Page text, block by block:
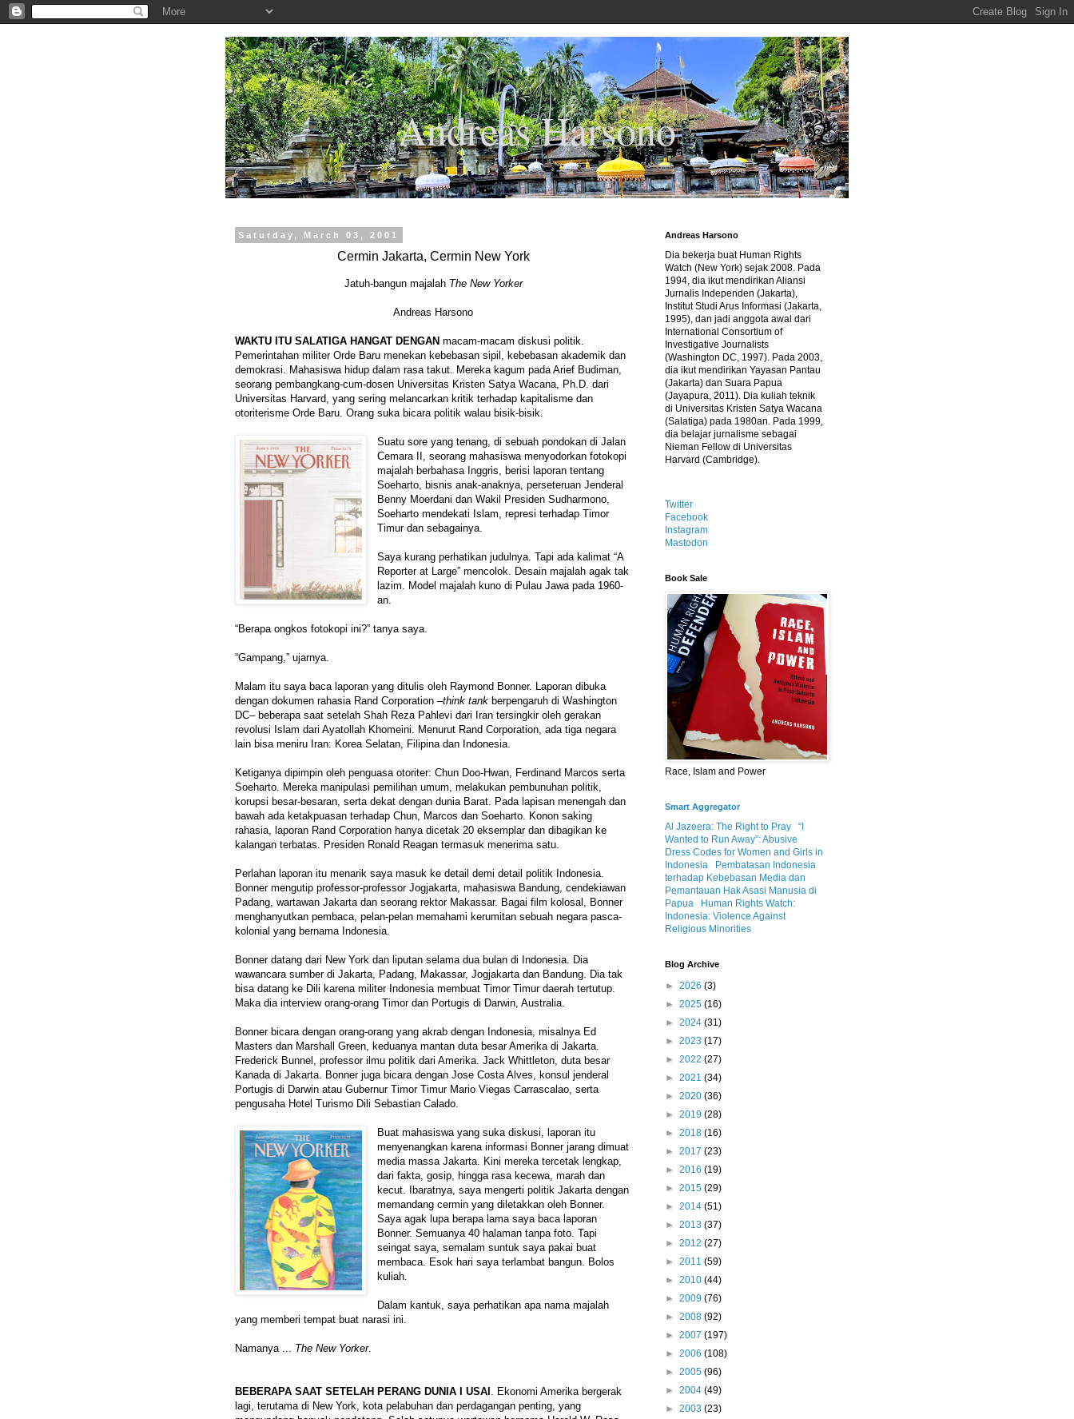
.
Andreas Harsono
Saturday, March 03, 2001
Cermin Jakarta, Cermin New York
Jatuh-bangun majalah The New Yorker
Andreas Harsono
WAKTU ITU SALATIGA HANGAT DENGAN macam-macam diskusi politik.
Pemerintahan militer Orde Baru menekan kebebasan sipil, kebebasan akademik dan
demokrasi. Mahasiswa hidup dalam rasa takut. Mereka kagum pada Arief Budiman,
seorang pembangkang-cum-dosen Universitas Kristen Satya Wacana, Ph.D. dari
Universitas Harvard, yang sering melancarkan kritik terhadap kapitalisme dan
otoriterisme Orde Baru. Orang suka bicara politik walau bisik-bisik.
Suatu sore yang tenang, di sebuah pondokan di Jalan
Cemara II, seorang mahasiswa menyodorkan fotokopi
majalah berbahasa Inggris, berisi laporan tentang
Soeharto, bisnis anak-anaknya, perseteruan Jenderal
Benny Moerdani dan Wakil Presiden Sudharmono,
Soeharto mendekati Islam, represi terhadap Timor
Timur dan sebagainya.
Saya kurang perhatikan judulnya. Tapi ada kalimat “A
Reporter at Large” mencolok. Desain majalah agak tak
lazim. Model majalah kuno di Pulau Jawa pada 1960-
an.
“Berapa ongkos fotokopi ini?” tanya saya.
“Gampang,” ujarnya.
Malam itu saya baca laporan yang ditulis oleh Raymond Bonner. Laporan dibuka
dengan dokumen rahasia Rand Corporation –think tank berpengaruh di Washington
DC– beberapa saat setelah Shah Reza Pahlevi dari Iran tersingkir oleh gerakan
revolusi Islam dari Ayatollah Khomeini. Menurut Rand Corporation, ada tiga negara
lain bisa meniru Iran: Korea Selatan, Filipina dan Indonesia.
Ketiganya dipimpin oleh penguasa otoriter: Chun Doo-Hwan, Ferdinand Marcos serta
Soeharto. Mereka manipulasi pemilihan umum, melakukan pembunuhan politik,
korupsi besar-besaran, serta dekat dengan dunia Barat. Pada lapisan menengah dan
bawah ada ketakpuasan terhadap Chun, Marcos dan Soeharto. Konon saking
rahasia, laporan Rand Corporation hanya dicetak 20 eksemplar dan dibagikan ke
kalangan terbatas. Presiden Ronald Reagan termasuk menerima satu.
Perlahan laporan itu menarik saya masuk ke detail demi detail politik Indonesia.
Bonner mengutip professor-professor Jogjakarta, mahasiswa Bandung, cendekiawan
Padang, wartawan Jakarta dan seorang rektor Makassar. Bagai film kolosal, Bonner
menghanyutkan pembaca, pelan-pelan memahami kerumitan sebuah negara pasca-
kolonial yang bernama Indonesia.
Bonner datang dari New York dan liputan selama dua bulan di Indonesia. Dia
wawancara sumber di Jakarta, Padang, Makassar, Jogjakarta dan Bandung. Dia tak
bisa datang ke Dili karena militer Indonesia membuat Timor Timur daerah tertutup.
Maka dia interview orang-orang Timor dan Portugis di Darwin, Australia.
Bonner bicara dengan orang-orang yang akrab dengan Indonesia, misalnya Ed
Masters dan Marshall Green, keduanya mantan duta besar Amerika di Jakarta.
Frederick Bunnel, professor ilmu politik dari Amerika. Jack Whittleton, duta besar
Kanada di Jakarta. Bonner juga bicara dengan Jose Costa Alves, konsul jenderal
Portugis di Darwin atau Gubernur Timor Timur Mario Viegas Carrascalao, serta
pengusaha Hotel Turismo Dili Sebastian Calado.
Buat mahasiswa yang suka diskusi, laporan itu
menyenangkan karena informasi Bonner jarang dimuat
media massa Jakarta. Kini mereka tercetak lengkap,
dari fakta, gosip, hingga rasa kecewa, marah dan
kecut. Ibaratnya, saya mengerti politik Jakarta dengan
memandang cermin yang diletakkan oleh Bonner.
Saya agak lupa berapa lama saya baca laporan
Bonner. Semuanya 40 halaman tanpa foto. Tapi
seingat saya, semalam suntuk saya pakai buat
membaca. Esok hari saya terlambat bangun. Bolos
kuliah.
Dalam kantuk, saya perhatikan apa nama majalah
yang memberi tempat buat narasi ini.
Namanya ... The New Yorker.
BEBERAPA SAAT SETELAH PERANG DUNIA I USAI . Ekonomi Amerika bergerak
lagi, terutama di New York, kota pelabuhan dan perdagangan penting, yang
Andreas Harsono
Dia bekerja buat Human Rights
Watch (New York) sejak 2008. Pada
1994, dia ikut mendirikan Aliansi
Jurnalis Independen (Jakarta),
Institut Studi Arus Informasi (Jakarta,
1995), dan jadi anggota awal dari
International Consortium of
Investigative Journalists
(Washington DC, 1997). Pada 2003,
dia ikut mendirikan Yayasan Pantau
(Jakarta) dan Suara Papua
(Jayapura, 2011). Dia kuliah teknik
di Universitas Kristen Satya Wacana
(Salatiga) pada 1980an. Pada 1999,
dia belajar jurnalisme sebagai
Nieman Fellow di Universitas
Harvard (Cambridge).
Twitter
Facebook
Instagram
Mastodon
Book Sale
Race, Islam and Power
Smart Aggregator
Al Jazeera: The Right to Pray
“I
Wanted to Run Away”: Abusive
Dress Codes for Women and Girls in
Indonesia
Pembatasan Indonesia
terhadap Kebebasan Media dan
Pemantauan Hak Asasi Manusia di
Papua
Human Rights Watch:
Indonesia: Violence Against
Religious Minorities
Blog Archive
► 2026 (3)
► 2025 (16)
► 2024 (31)
► 2023 (17)
► 2022 (27)
► 2021 (34)
► 2020 (36)
► 2019 (28)
► 2018 (16)
► 2017 (23)
► 2016 (19)
► 2015 (29)
► 2014 (51)
► 2013 (37)
► 2012 (27)
► 2011 (59)
► 2010 (44)
► 2009 (76)
► 2008 (92)
► 2007 (197)
► 2006 (108)
► 2005 (96)
► 2004 (49)
► 2003 (23)